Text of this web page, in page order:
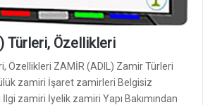
Türleri, Özellikleri
Özellikleri ZAMİR (ADIL) Zamir Türleri
zamiri İşaret zamirleri Belgisiz
zamiri İyelik zamiri Yapı Bakımından